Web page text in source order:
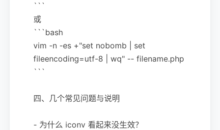
```
或
```bash
vim -n -es +"set nobomb | set
fileencoding=utf-8 | wq" -- filename.php
```
四、几个常见问题与说明
- 为什么 iconv 看起来没生效？